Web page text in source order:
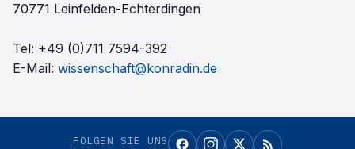
70771 Leinfelden-Echterdingen
Tel: +49 (0)711 7594-392
E-Mail: wissenschaft@konradin.de
FOLGEN SIE UNS